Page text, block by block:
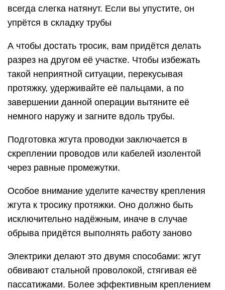
всегда слегка натянут. Если вы упустите, он
упрётся в складку трубы
А чтобы достать тросик, вам придётся делать
разрез на другом её участке. Чтобы избежать
такой неприятной ситуации, перекусывая
протяжку, удерживайте её пальцами, а по
завершении данной операции вытяните её
немного наружу и загните вдоль трубы.
Подготовка жгута проводки заключается в
скреплении проводов или кабелей изолентой
через равные промежутки.
Особое внимание уделите качеству крепления
жгута к тросику протяжки. Оно должно быть
исключительно надёжным, иначе в случае
обрыва придётся выполнять работу заново
Электрики делают это двумя способами: жгут
обвивают стальной проволокой, стягивая её
пассатижами. Более эффективным креплением